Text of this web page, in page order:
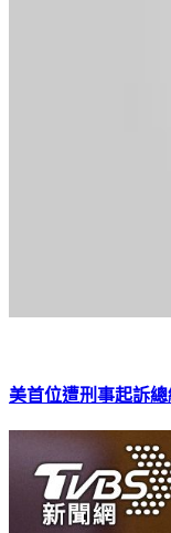
美首位遭刑事起訴